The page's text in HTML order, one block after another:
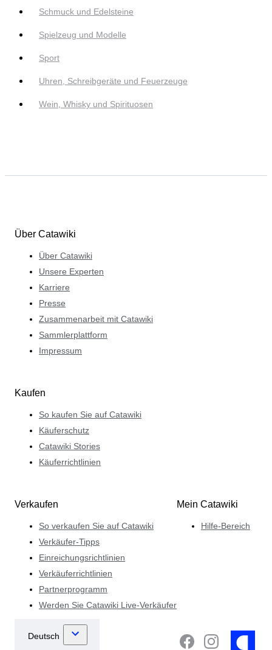
Schmuck und Edelsteine
Spielzeug und Modelle
Sport
Uhren, Schreibgeräte und Feuerzeuge
Wein, Whisky und Spirituosen
Über Catawiki
Über Catawiki
Unsere Experten
Karriere
Presse
Zusammenarbeit mit Catawiki
Sammlerplattform
Impressum
Kaufen
So kaufen Sie auf Catawiki
Käuferschutz
Catawiki Stories
Käuferrichtlinien
Verkaufen
So verkaufen Sie auf Catawiki
Verkäufer-Tipps
Einreichungsrichtlinien
Verkäuferrichtlinien
Partnerprogramm
Werden Sie Catawiki Live-Verkäufer
Mein Catawiki
Hilfe-Bereich